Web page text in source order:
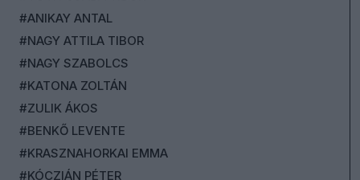
#ANIKAY ANTAL
#NAGY ATTILA TIBOR
#NAGY SZABOLCS
#KATONA ZOLTÁN
#ZULIK ÁKOS
#BENKŐ LEVENTE
#KRASZNAHORKAI EMMA
#KÓCZIÁN PÉTER